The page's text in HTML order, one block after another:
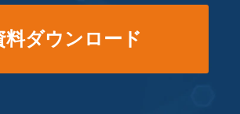
料ダウンロード